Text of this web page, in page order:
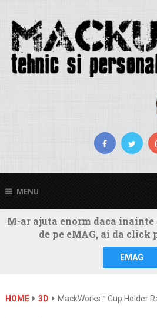
MENU
M-ar ajuta enorm daca
de pe eMAG, ai da click
EMAG
HOME 3D MackWorks™ Cup Holder